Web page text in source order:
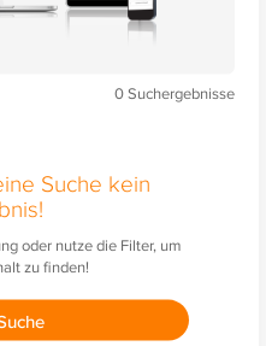
0Suchergebnisse
Suche kein
oder nutze die Filter, um
zu finden!